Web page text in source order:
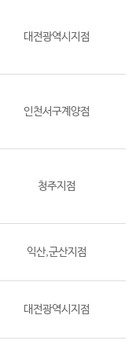
대전광역시지점
인천서구계양점
청주지점
익산,군산지점
대전광역시지점